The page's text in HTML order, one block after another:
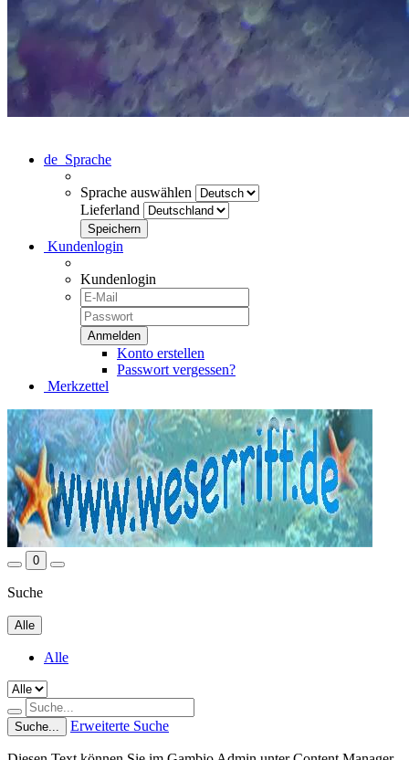
de Sprache
Sprache auswählen
Lieferland
Kundenlogin
Kundenlogin
Konto erstellen
Passwort vergessen?
Merkzettel
0
Suche
Alle
Alle
Suche... Erweiterte Suche